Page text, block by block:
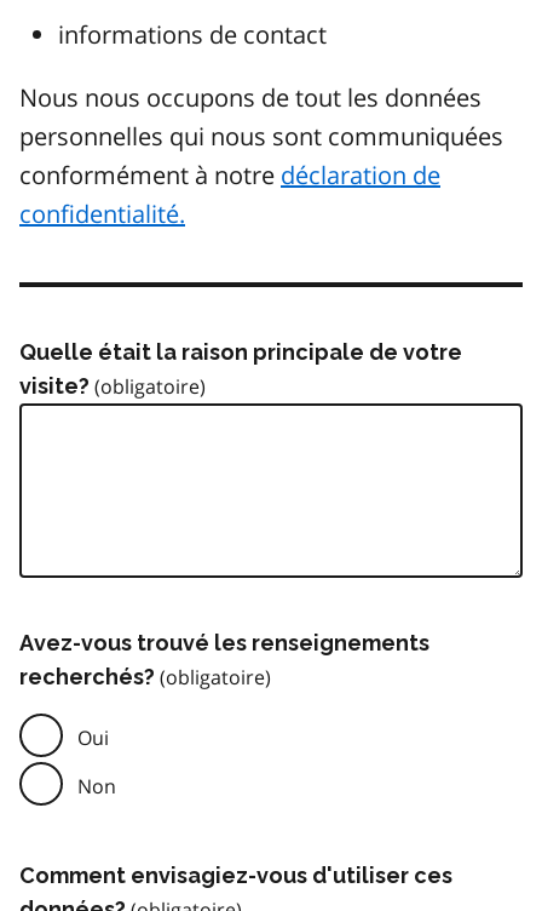
informations de contact
Nous nous occupons de tout les données
personnelles qui nous sont communiquées
conformément à notre déclaration de
confidentialité.
Quelle était la raison principale de votre
visite?
Avez-vous trouvé les renseignements
recherchés?
Oui
Non
Comment envisagiez-vous d'utiliser ces